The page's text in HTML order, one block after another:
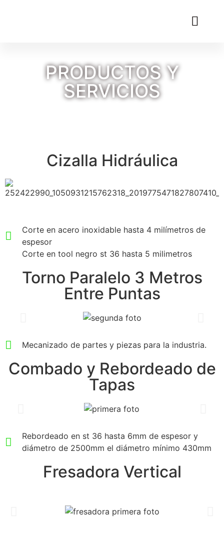
PRODUCTOS Y
SERVICIOS
Cizalla Hidráulica
Corte en acero inoxidable hasta 4 milímetros de
espesor
Corte en tool negro st 36 hasta 5 milimetros
Torno Paralelo 3 Metros
Entre Puntas
Mecanizado de partes y piezas para la industria.
Combado y Rebordeado de
Tapas
Rebordeado en st 36 hasta 6mm de espesor y
diámetro de 2500mm el diámetro mínimo 430mm
Fresadora Vertical